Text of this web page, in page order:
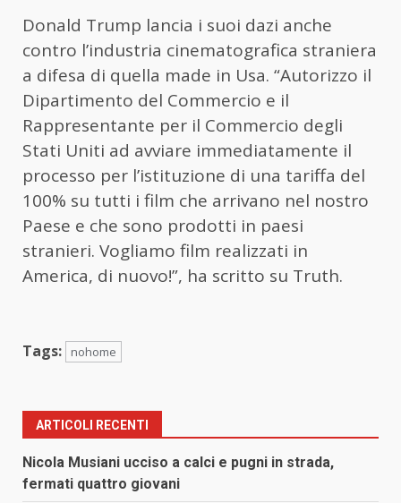
Donald Trump lancia i suoi dazi anche
contro l’industria cinematografica straniera
a difesa di quella made in Usa. “Autorizzo il
Dipartimento del Commercio e il
Rappresentante per il Commercio degli
Stati Uniti ad avviare immediatamente il
processo per l’istituzione di una tariffa del
100% su tutti i film che arrivano nel nostro
Paese e che sono prodotti in paesi
stranieri. Vogliamo film realizzati in
America, di nuovo!”, ha scritto su Truth.
Tags: nohome
ARTICOLI RECENTI
Nicola Musiani ucciso a calci e pugni in strada,
fermati quattro giovani